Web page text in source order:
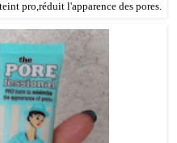
pro,réduit l'apparence des pores.